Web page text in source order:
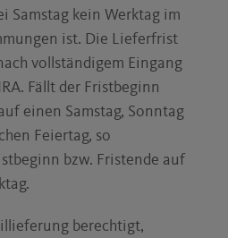
Samstag kein Werktag im
ist. Die Lieferfrist
vollständigem Eingang
Fällt der Fristbeginn
einen Samstag, Sonntag
Feiertag, so
bzw. Fristende auf
berechtigt,